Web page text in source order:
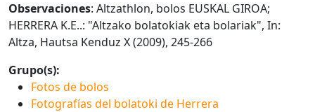
Observaciones: Altzathlon, bolos EUSKAL GIROA;
HERRERA K.E..: "Altzako bolatokiak eta bolariak", In:
Altza, Hautsa Kenduz X (2009), 245-266
Grupo(s):
Fotos de bolos
Fotografías del bolatoki de Herrera